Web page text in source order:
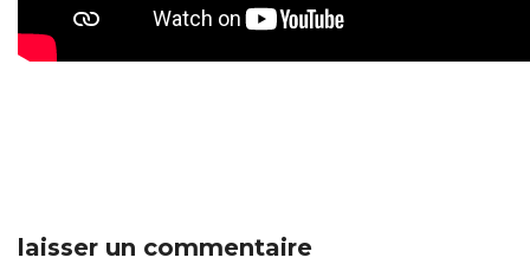
laisser un commentaire